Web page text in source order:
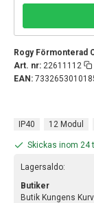
Rogy Förmonterad
Art. nr: 22611112
EAN:
IP40 12 Modul
Skickas inom 24
Lagersaldo:
Butiker
Butik Kungens